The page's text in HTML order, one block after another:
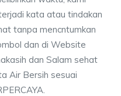
kata atau tindakan
tanpa mencntumkan
dan di Website
dan Salam sehat
Air Bersih sesuai